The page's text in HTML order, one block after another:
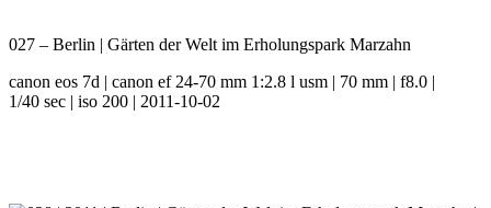
027 – Berlin | Gärten der Welt im Erholungspark Marzahn
canon eos 7d | canon ef 24-70 mm 1:2.8 l usm | 70 mm | f8.0 |
1/40 sec | iso 200 | 2011-10-02